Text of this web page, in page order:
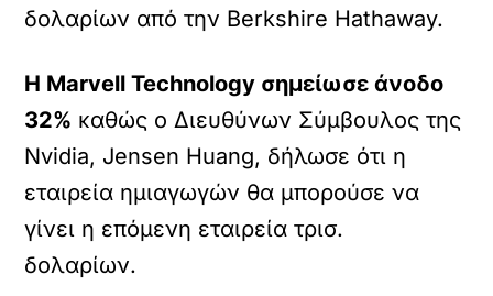
δολαρίων από την Berkshire Hathaway.
Η Marvell Technology σημείωσε άνοδο
32% καθώς ο Διευθύνων Σύμβουλος της
Nvidia, Jensen Huang, δήλωσε ότι η
εταιρεία ημιαγωγών θα μπορούσε να
γίνει η επόμενη εταιρεία τρισ.
δολαρίων.